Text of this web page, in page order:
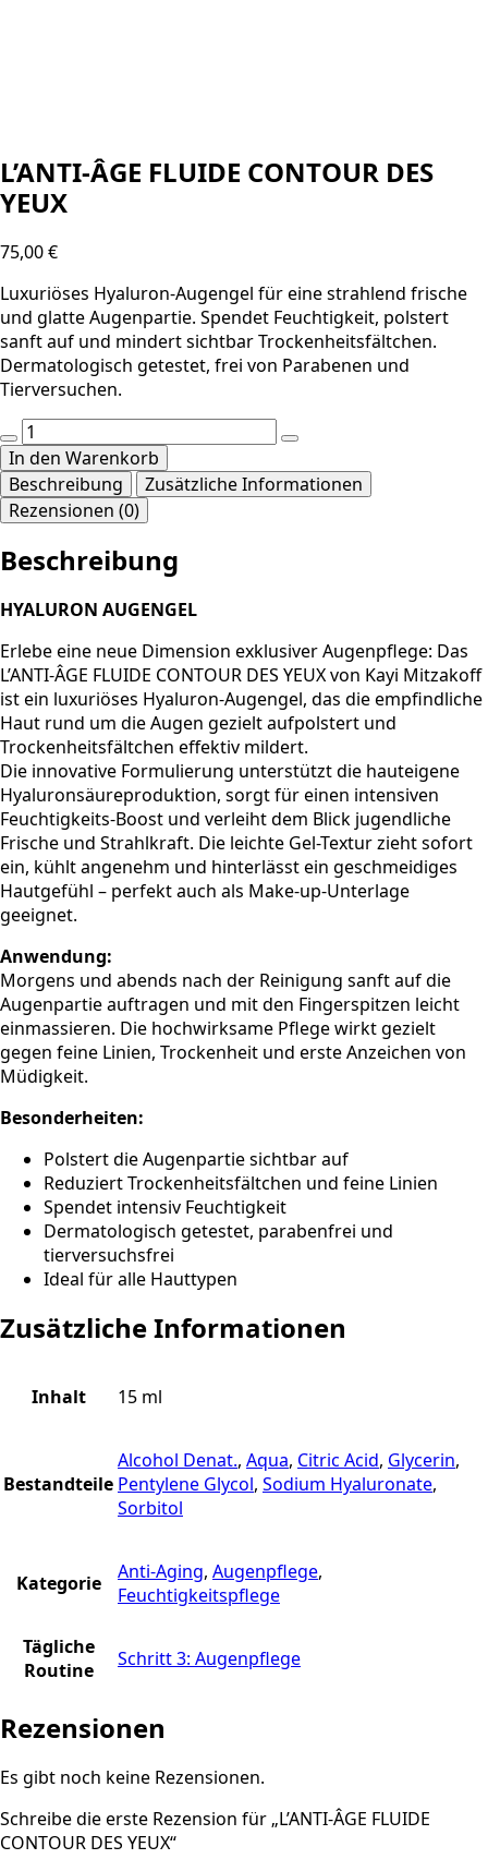
L’ANTI-ÂGE FLUIDE CONTOUR DES
YEUX
75,00€
Luxuriöses Hyaluron-Augengel für eine strahlend frische
und glatte Augenpartie. Spendet Feuchtigkeit, polstert
sanft auf und mindert sichtbar Trockenheitsfältchen.
Dermatologisch getestet, frei von Parabenen und
Tierversuchen.
L’ANTI-
ÂGE
FLUIDE
CONTOUR
DES
YEUX
Menge
In den Warenkorb
Beschreibung
Zusätzliche Informationen
Rezensionen (0)
Beschreibung
HYALURON AUGENGEL
Erlebe eine neue Dimension exklusiver Augenpflege: Das
L’ANTI-ÂGE FLUIDE CONTOUR DES YEUX von Kayi Mitzakoff
ist ein luxuriöses Hyaluron-Augengel, das die empfindliche
Haut rund um die Augen gezielt aufpolstert und
Trockenheitsfältchen effektiv mildert.
Die innovative Formulierung unterstützt die hauteigene
Hyaluronsäureproduktion, sorgt für einen intensiven
Feuchtigkeits-Boost und verleiht dem Blick jugendliche
Frische und Strahlkraft. Die leichte Gel-Textur zieht sofort
ein, kühlt angenehm und hinterlässt ein geschmeidiges
Hautgefühl – perfekt auch als Make-up-Unterlage
geeignet.
Anwendung:
Morgens und abends nach der Reinigung sanft auf die
Augenpartie auftragen und mit den Fingerspitzen leicht
einmassieren. Die hochwirksame Pflege wirkt gezielt
gegen feine Linien, Trockenheit und erste Anzeichen von
Müdigkeit.
Besonderheiten:
Polstert die Augenpartie sichtbar auf
Reduziert Trockenheitsfältchen und feine Linien
Spendet intensiv Feuchtigkeit
Dermatologisch getestet, parabenfrei und
tierversuchsfrei
Ideal für alle Hauttypen
Zusätzliche Informationen
Inhalt 15 ml
Bestandteile
Alcohol Denat., Aqua, Citric Acid, Glycerin,
Pentylene Glycol, Sodium Hyaluronate,
Sorbitol
Kategorie Anti-Aging, Augenpflege,
Feuchtigkeitspflege
Tägliche
Routine
Schritt 3: Augenpflege
Rezensionen
Es gibt noch keine Rezensionen.
Schreibe die erste Rezension für „L’ANTI-ÂGE FLUIDE
CONTOUR DES YEUX“